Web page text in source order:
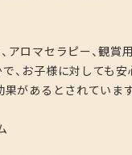
アロマセラピー、観
、お子様に対して
果があるとされています